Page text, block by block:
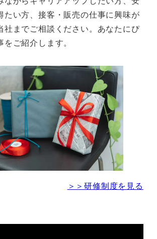
たい方、接客・販売の仕事に興味が
社までご相談ください。あなたにぴ
ご紹介します。
＞＞研修制度を見る